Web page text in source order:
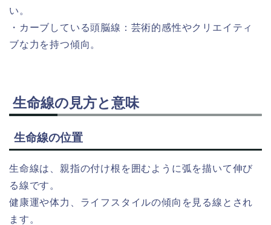
い。
・カーブしている頭脳線：芸術的感性やクリエイティ
ブな力を持つ傾向。
生命線の見方と意味
生命線の位置
生命線は、親指の付け根を囲むように弧を描いて伸び
る線です。
健康運や体力、ライフスタイルの傾向を見る線とされ
ます。